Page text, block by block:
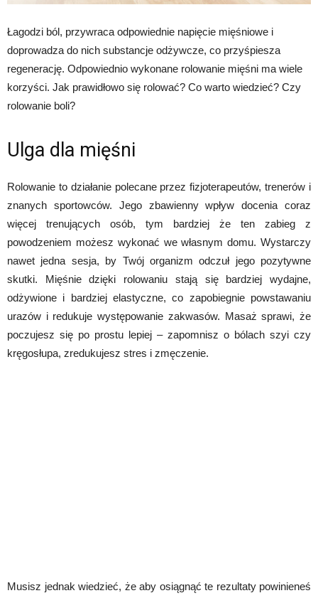
Łagodzi ból, przywraca odpowiednie napięcie mięśniowe i
doprowadza do nich substancje odżywcze, co przyśpiesza
regenerację. Odpowiednio wykonane rolowanie mięśni ma wiele
korzyści. Jak prawidłowo się rolować? Co warto wiedzieć? Czy
rolowanie boli?
Ulga dla mięśni
Rolowanie to działanie polecane przez fizjoterapeutów, trenerów i
znanych sportowców. Jego zbawienny wpływ docenia coraz
więcej trenujących osób, tym bardziej że ten zabieg z
powodzeniem możesz wykonać we własnym domu. Wystarczy
nawet jedna sesja, by Twój organizm odczuł jego pozytywne
skutki. Mięśnie dzięki rolowaniu stają się bardziej wydajne,
odżywione i bardziej elastyczne, co zapobiegnie powstawaniu
urazów i redukuje występowanie zakwasów. Masaż sprawi, że
poczujesz się po prostu lepiej – zapomnisz o bólach szyi czy
kręgosłupa, zredukujesz stres i zmęczenie.
Musisz jednak wiedzieć, że aby osiągnąć te rezultaty powinieneś